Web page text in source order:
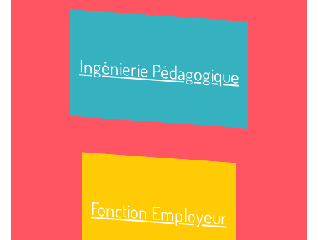
Ingénierie Pédagogique
Fonction Employeur